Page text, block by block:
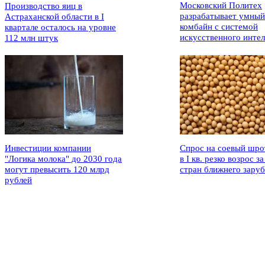
Производство яиц в
Астраханской области в I
квартале осталось на уровне
112 млн штук
Московский Политех
разрабатывает умный
комбайн с системой
искусственного
Инвестиции компании
"Логика молока" до 2030 года
могут превысить 120 млрд
рублей
Спрос на соевый
в I кв. резко возрос
стран ближнего